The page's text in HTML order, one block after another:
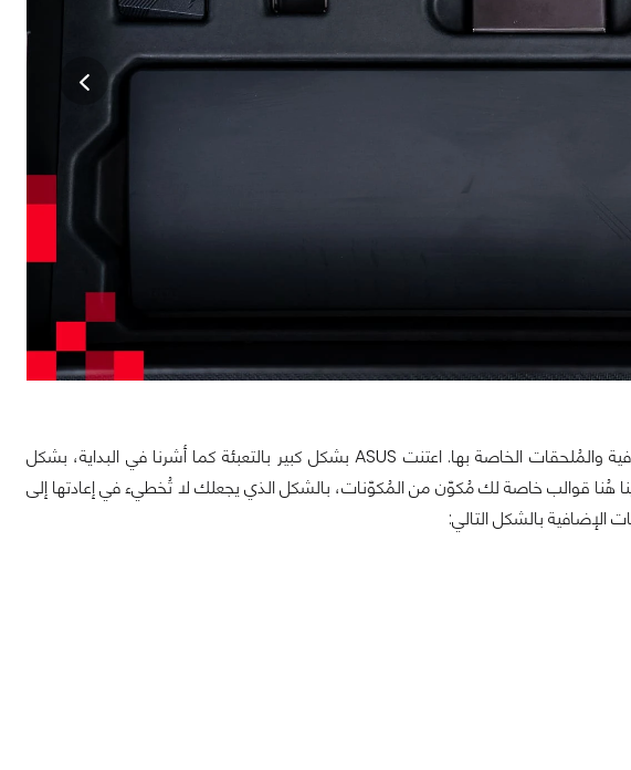
نحن الآن أمام الجزء السُفلي من العُبوّة، وهنا نجد جميع الأجزاء الإضافية والمُلحقات الخاصة بها. اعتنت ASUS بشكل كبير بالتعبئة كما أشرنا في البداية، بشكل
هُنا قوالب خاصة لك مُكوّن من المُكوّنات، بالشكل الذي يجعلك لا تُخطيء في إعادتها إلى
الإضافية بالشكل التالي: